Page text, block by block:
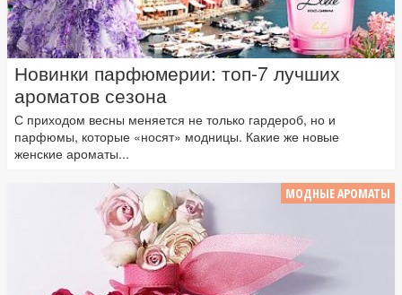
Новинки парфюмерии: топ-7 лучших
ароматов сезона
С приходом весны меняется не только гардероб, но и
парфюмы, которые «носят» модницы. Какие же новые
женские ароматы...
МОДНЫЕ АРОМАТЫ